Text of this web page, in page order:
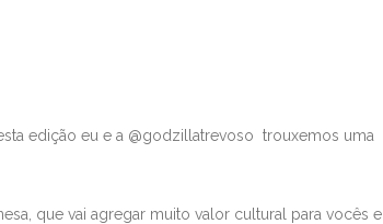
o
edição eu e a @godzillatrevoso trouxemos uma
que vai agregar muito valor cultural para vocês e